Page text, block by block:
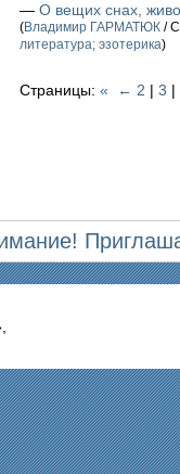
— О вещих снах,
(Владимир ГАРМАТЮК /
литература; эзотерика)
Страницы: « ← 2 | 3 |